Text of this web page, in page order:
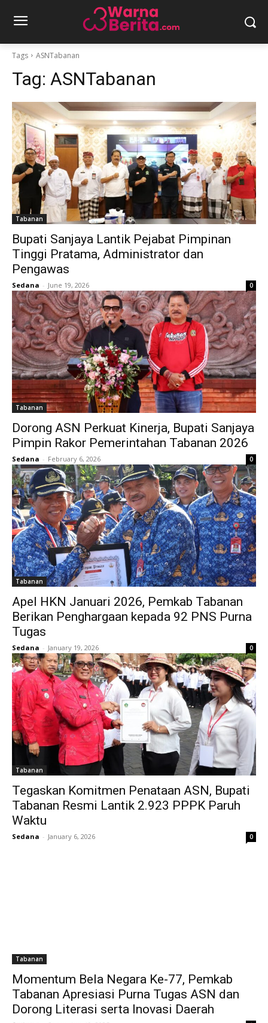
Tags ASNTabanan
Tag: ASNTabanan
Tabanan
Bupati Sanjaya Lantik Pejabat Pimpinan
Tinggi Pratama, Administrator dan
Pengawas
Sedana - June 19, 2026 0
Tabanan
Dorong ASN Perkuat Kinerja, Bupati Sanjaya
Pimpin Rakor Pemerintahan Tabanan 2026
Sedana - February 6, 2026 0
Tabanan
Apel HKN Januari 2026, Pemkab Tabanan
Berikan Penghargaan kepada 92 PNS Purna
Tugas
Sedana - January 19, 2026 0
Tabanan
Tegaskan Komitmen Penataan ASN, Bupati
Tabanan Resmi Lantik 2.923 PPPK Paruh
Waktu
Sedana - January 6, 2026 0
Tabanan
Momentum Bela Negara Ke-77, Pemkab
Tabanan Apresiasi Purna Tugas ASN dan
Dorong Literasi serta Inovasi Daerah